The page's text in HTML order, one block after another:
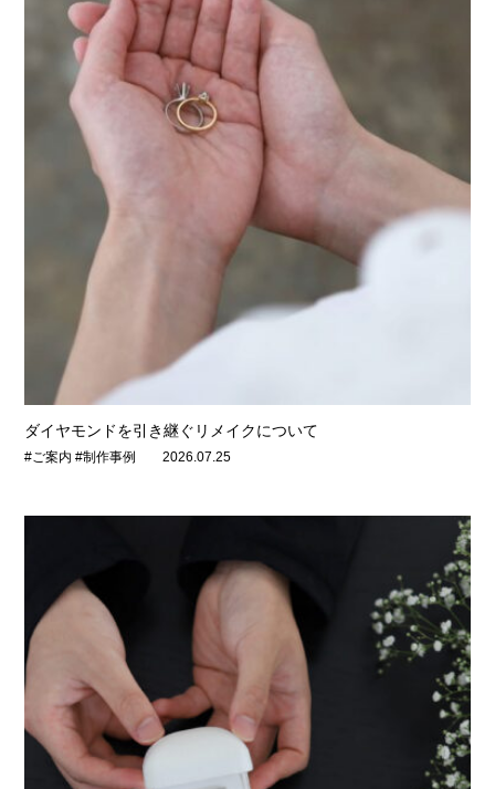
ダイヤモンドを引き継ぐリメイクについて
#ご案内 #制作事例 2026.07.25